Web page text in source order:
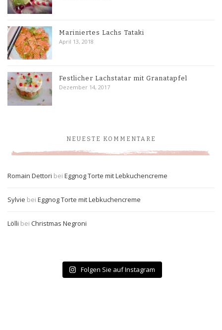
Mariniertes Lachs Tataki
April 13, 2018
Festlicher Lachstatar mit Granatapfel
Dezember 14, 2017
NEUESTE KOMMENTARE
Romain Dettori bei Eggnog Torte mit Lebkuchencreme
Sylvie bei Eggnog Torte mit Lebkuchencreme
Lölli bei Christmas Negroni
Folgen Sie auf Instagram